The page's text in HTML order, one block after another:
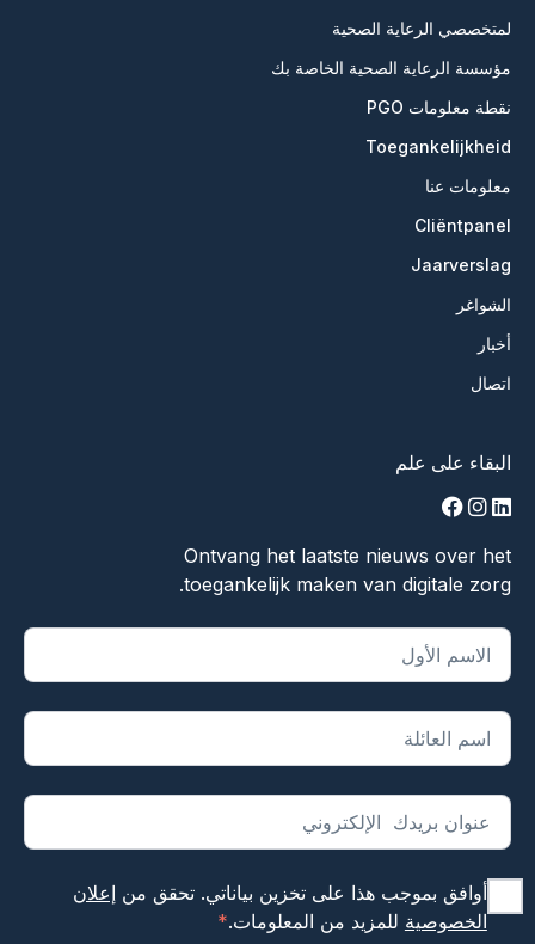
لمتخصصي الرعاية الصحية
مؤسسة الرعاية الصحية الخاصة بك
نقطة معلومات PGO
Toegankelijkheid
معلومات عنا
Cliëntpanel
Jaarverslag
الشواغر
أخبار
اتصال
البقاء على علم
linkedin
instagram
facebook
Ontvang het laatste nieuws over het
toegankelijk maken van digitale zorg.
يشير "*" إلى الحقول المطلوبة
أوافق بموجب هذا على تخزين بياناتي. تحقق من إعلان
الخصوصية للمزيد من المعلومات.*